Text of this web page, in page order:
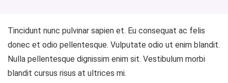
Tincidunt nunc pulvinar sapien et. Eu consequat ac felis
donec et odio pellentesque. Vulputate odio ut enim blandit.
Nulla pellentesque dignissim enim sit. Vestibulum morbi
blandit cursus risus at ultrices mi.